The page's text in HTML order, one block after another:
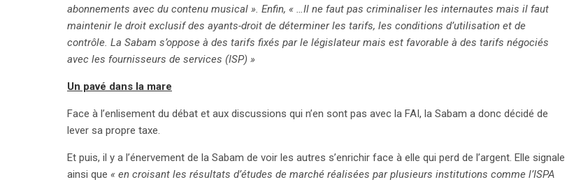
abonnements avec du contenu musical ». Enfin, « …Il ne faut pas criminaliser les internautes mais il faut
maintenir le droit exclusif des ayants-droit de déterminer les tarifs, les conditions d’utilisation et de
contrôle. La Sabam s’oppose à des tarifs fixés par le législateur mais est favorable à des tarifs négociés
avec les fournisseurs de services (ISP) »
Un pavé dans la mare
Face à l’enlisement du débat et aux discussions qui n’en sont pas avec la FAI, la Sabam a donc décidé de
lever sa propre taxe.
Et puis, il y a l’énervement de la Sabam de voir les autres s’enrichir face à elle qui perd de l’argent. Elle signale
ainsi que « en croisant les résultats d’études de marché réalisées par plusieurs institutions comme l’ISPA